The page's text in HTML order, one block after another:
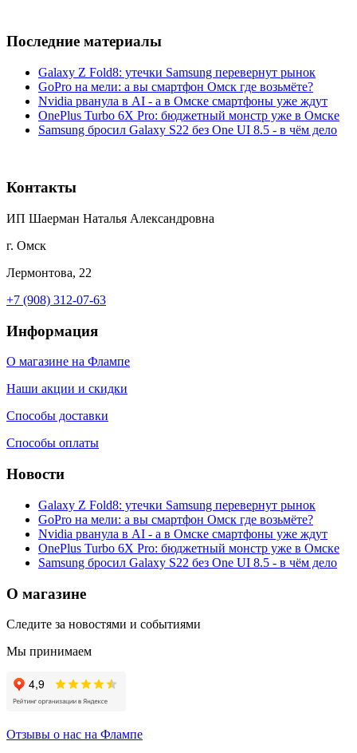
Последние материалы
Galaxy Z Fold8: утечки Samsung перевернут рынок
GoPro на мели: а вы смартфон Омск где возьмёте?
Nvidia рванула в AI - а в Омске смартфоны уже ждут
OnePlus Turbo 6X Pro: бюджетный монстр уже в Омске
Samsung бросил Galaxy S22 без One UI 8.5 - в чём дело
Контакты
ИП Шаерман Наталья Александровна
г. Омск
Лермонтова, 22
+7 (908) 312-07-63
Информация
О магазине на Флампе
Наши акции и скидки
Способы доставки
Способы оплаты
Новости
Galaxy Z Fold8: утечки Samsung перевернут рынок
GoPro на мели: а вы смартфон Омск где возьмёте?
Nvidia рванула в AI - а в Омске смартфоны уже ждут
OnePlus Turbo 6X Pro: бюджетный монстр уже в Омске
Samsung бросил Galaxy S22 без One UI 8.5 - в чём дело
О магазине
Следите за новостями и событиями
Мы принимаем
Отзывы о нас на Флампе